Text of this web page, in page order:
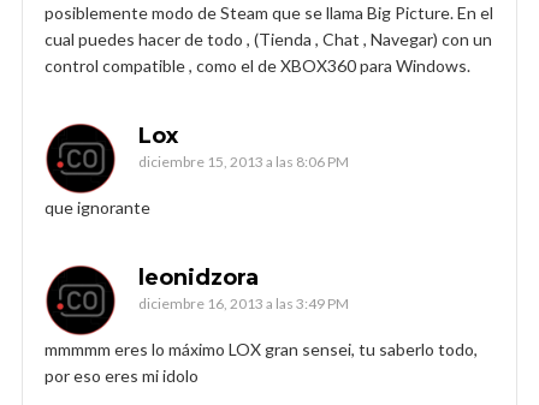
posiblemente modo de Steam que se llama Big Picture. En el
cual puedes hacer de todo , (Tienda , Chat , Navegar) con un
control compatible , como el de XBOX360 para Windows.
Lox
diciembre 15, 2013 a las 8:06 PM
que ignorante
leonidzora
diciembre 16, 2013 a las 3:49 PM
mmmmm eres lo máximo LOX gran sensei, tu saberlo todo,
por eso eres mi idolo